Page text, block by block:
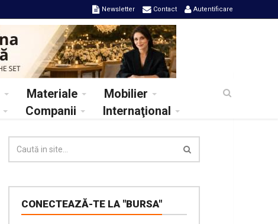
Newsletter Contact Autentificare
Materiale
Mobilier
Companii Internaţional
CONECTEAZĂ-TE LA "BURSA"